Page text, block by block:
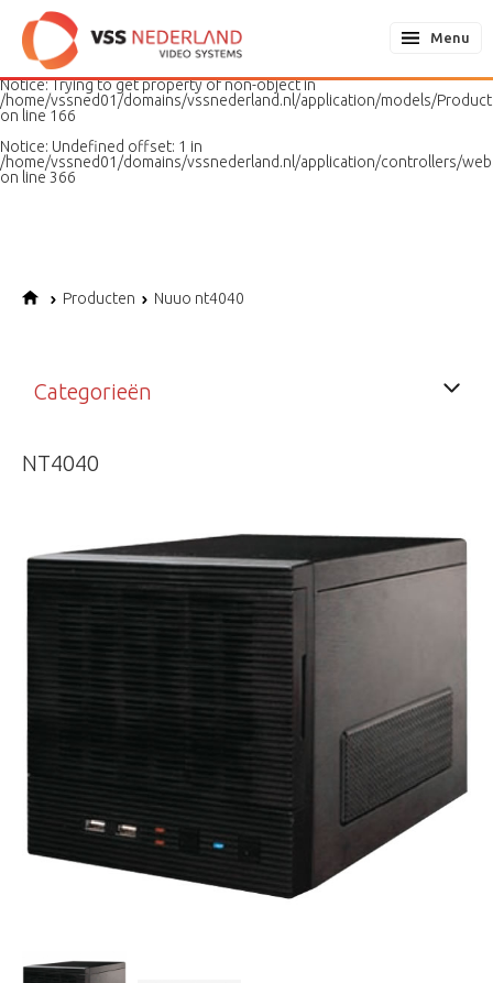
Notice: Undefined variable: page in
/home/vssned01/domains/vssnederland.nl/application/models/
on line
187
Notice: Trying to get property of non-object in
/home/vssned01/domains/vssnederland.nl/application/models/
on line 166
Notice: Undefined offset: 1 in
/home/vssned01/domains/vssnederland.nl/application/controllers/
on line 366
Menu
Producten Nuuo nt4040
Categorieën
NT4040